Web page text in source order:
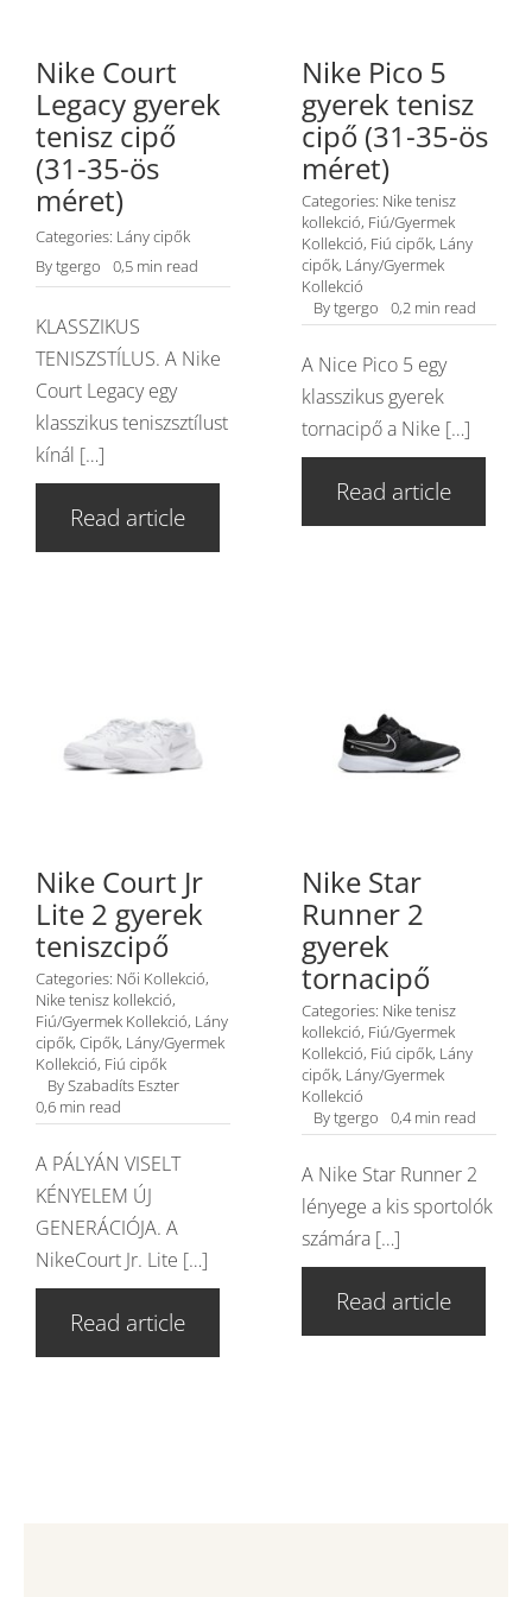
Nike Court
Legacy gyerek
tenisz cipő
(31-35-ös
méret)
Categories: Lány cipők
Bytgergo 0,5 min read
KLASSZIKUS
TENISZSTÍLUS. A Nike
Court Legacy egy
klasszikus teniszsztílust
kínál […]
Read article
Nike Pico 5
gyerek tenisz
cipő (31-35-ös
méret)
Categories: Nike tenisz
kollekció, Fiú/Gyermek
Kollekció, Fiú cipők, Lány
cipők, Lány/Gyermek
Kollekció
Bytgergo 0,2 min read
A Nice Pico 5 egy
klasszikus gyerek
tornacipő a Nike […]
Read article
Nike Court Jr
Lite 2 gyerek
teniszcipő
Categories: Női Kollekció,
Nike tenisz kollekció,
Fiú/Gyermek Kollekció, Lány
cipők, Cipők, Lány/Gyermek
Kollekció, Fiú cipők
BySzabadíts Eszter
0,6 min read
A PÁLYÁN VISELT
KÉNYELEM ÚJ
GENERÁCIÓJA. A
NikeCourt Jr. Lite […]
Read article
Nike Star
Runner 2
gyerek
tornacipő
Categories: Nike tenisz
kollekció, Fiú/Gyermek
Kollekció, Fiú cipők, Lány
cipők, Lány/Gyermek
Kollekció
Bytgergo 0,4 min read
A Nike Star Runner 2
lényege a kis sportolók
számára […]
Read article